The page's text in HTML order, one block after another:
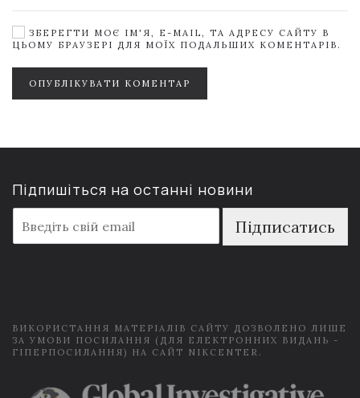
ЗБЕРЕГТИ МОЄ ІМ'Я, E-MAIL, ТА АДРЕСУ САЙТУ В
ЦЬОМУ БРАУЗЕРІ ДЛЯ МОЇХ ПОДАЛЬШИХ КОМЕНТАРІВ.
ОПУБЛІКУВАТИ КОМЕНТАР
Підпишіться на останні новини
m
a
Підписатись
ВИКОРИСТАННЯ МАТЕРІАЛІВ САЙТУ ДОЗВОЛЕНО ЛИШЕ
ЗА УМОВИ ПОСИЛАННЯ (ДЛЯ ЕЛЕКТРОННИХ ВИДАНЬ -
ГІПЕРПОСИЛАННЯ) НА САЙТ NIKCENTER.